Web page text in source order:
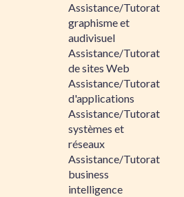
Assistance/Tutorat
graphisme et
audivisuel
Assistance/Tutorat
de sites Web
Assistance/Tutorat
d'applications
Assistance/Tutorat
systèmes et
réseaux
Assistance/Tutorat
business
intelligence